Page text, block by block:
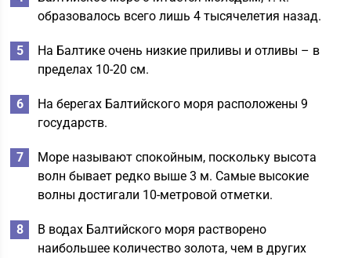
образовалось всего лишь 4 тысячелетия назад.
На Балтике очень низкие приливы и отливы – в
пределах 10-20 см.
На берегах Балтийского моря расположены 9
государств.
Море называют спокойным, поскольку высота
волн бывает редко выше 3 м. Самые высокие
волны достигали 10-метровой отметки.
В водах Балтийского моря растворено
наибольшее количество золота, чем в других